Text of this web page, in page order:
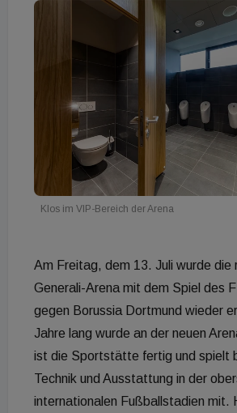
Klos im VIP-Bereich der Arena
Am Freitag, dem 13. Juli wurde die
Generali-Arena mit dem Spiel des
gegen Borussia Dortmund wieder
Jahre lang wurde an der neuen
ist die Sportstätte fertig und spielt
Technik und Ausstattung in der
internationalen Fußballstadien mit.